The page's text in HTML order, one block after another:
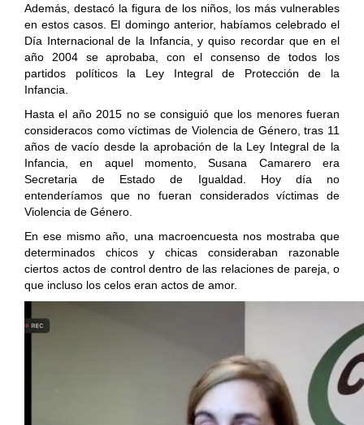
Además, destacó la figura de los niños, los más vulnerables
en estos casos. El domingo anterior, habíamos celebrado el
Día Internacional de la Infancia, y quiso recordar que en el
año 2004 se aprobaba, con el consenso de todos los
partidos políticos la Ley Integral de Protección de la
Infancia.
Hasta el año 2015 no se consiguió que los menores fueran
consideracos como víctimas de Violencia de Género, tras 11
años de vacío desde la aprobación de la Ley Integral de la
Infancia, en aquel momento, Susana Camarero era
Secretaria de Estado de Igualdad. Hoy día no
entenderíamos que no fueran considerados víctimas de
Violencia de Género.
En ese mismo año, una macroencuesta nos mostraba que
determinados chicos y chicas consideraban razonable
ciertos actos de control dentro de las relaciones de pareja, o
que incluso los celos eran actos de amor.